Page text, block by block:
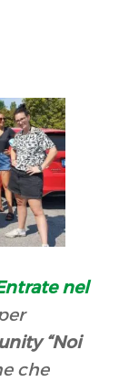
nel
“Noi
che